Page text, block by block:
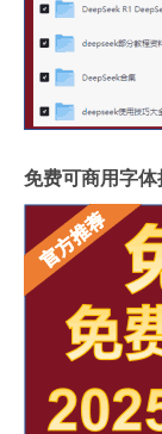
免费可商用字